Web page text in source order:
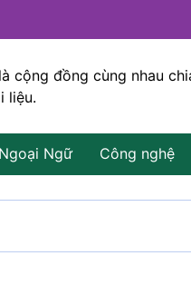
cộng đồng cùng nhau
liệu.
Ngoại Ngữ Công nghệ